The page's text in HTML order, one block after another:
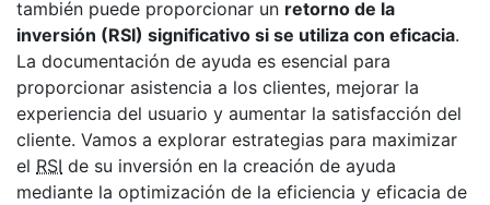
también puede proporcionar un retorno de la
inversión (RSI) significativo si se utiliza con eficacia.
La documentación de ayuda es esencial para
proporcionar asistencia a los clientes, mejorar la
experiencia del usuario y aumentar la satisfacción del
cliente. Vamos a explorar estrategias para maximizar
el RSI de su inversión en la creación de ayuda
mediante la optimización de la eficiencia y eficacia de